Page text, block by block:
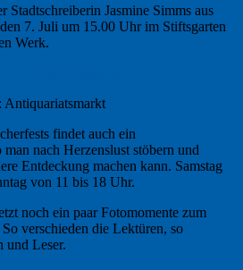
Stadtschreiberin Jasmine Simms aus
7. Juli um 15.00 Uhr im Stiftsgarten
Werk.
Antiquariatsmarkt
findet auch ein
man nach Herzenslust stöbern und
Entdeckung machen kann. Samstag
von 11 bis 18 Uhr.
noch ein paar Fotomomente zum
verschieden die Lektüren, so
und Leser.